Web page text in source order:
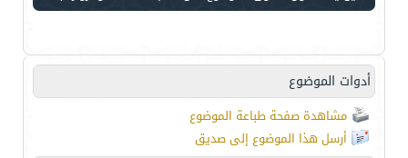
أدوات الموضوع
مشاهدة صفحة طباعة الموضوع
أرسل هذا الموضوع إلى صديق